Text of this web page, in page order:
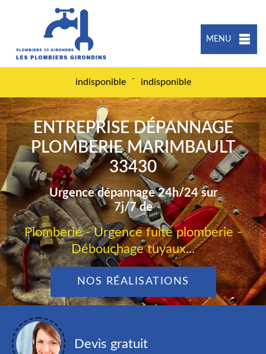
MENU
indisponible - indisponible
ENTREPRISE DÉPANNAGE
PLOMBERIE MARIMBAULT
33430
Urgence dépannage 24h/24 sur
7j/7 de
Plomberie - Urgence fuite plomberie -
Débouchage tuyaux...
NOS RÉALISATIONS
Devis gratuit